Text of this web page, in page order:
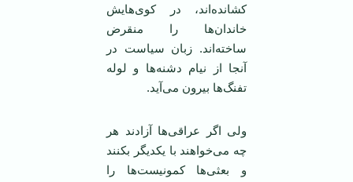
کشانده‌اند، در کوی‌هايش
خاندان‌ها را منقرض
ساخته‌اند. زبان سياست در
آنجا از نيام دشنه‌ها و لوله
تفنگ‌ها بيرون می‌آيد.
ولی اگر عراقی‌ها آزادند هر
چه می‌خواهند با يکديگر بکنند
و بعثی‌ها کمونيست‌ها را